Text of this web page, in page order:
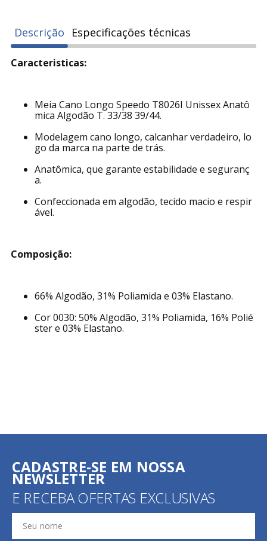
Descrição Especificações técnicas
Caracteristicas:
Meia Cano Longo Speedo T8026I Unissex Anatô
mica Algodão T. 33/38 39/44.
Modelagem cano longo, calcanhar verdadeiro, lo
go da marca na parte de trás.
Anatômica, que garante estabilidade e seguranç
a.
Confeccionada em algodão, tecido macio e respir
ável.
Composição:
66% Algodão, 31% Poliamida e 03% Elastano.
Cor 0030: 50% Algodão, 31% Poliamida, 16% Polié
ster e 03% Elastano.
CADASTRE-SE EM NOSSA
NEWSLETTER
E RECEBA OFERTAS EXCLUSIVAS